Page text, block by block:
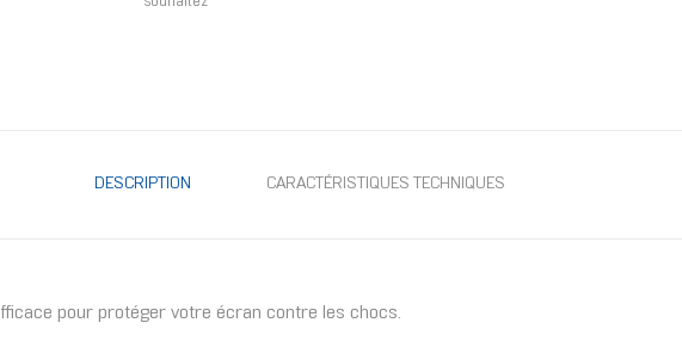
DESCRIPTION CARACTÉRISTIQUES TECHNIQUES
pour protéger votre écran contre les chocs.